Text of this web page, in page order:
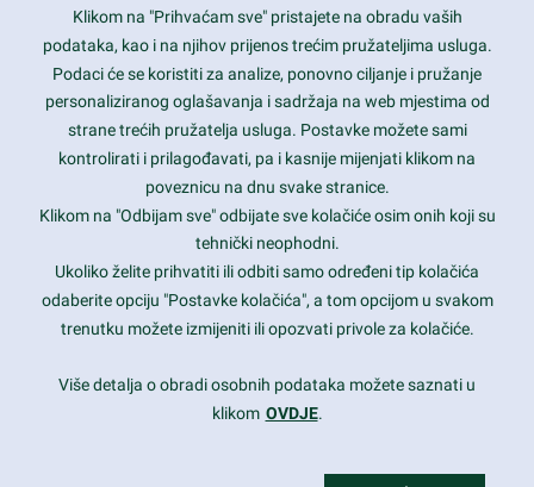
Contact Info
1600 Amphitheatre Parkway, Mountain View, CA 94043
prothemes.net@gmail.com
Daily: 9:00 am - 6:00 pm
Sunday: Closed
Copyright 2017FRESHFACE© All Rights Reserved
Klikom na "Prihvaćam sve" pristajete na obradu vaših
podataka, kao i na njihov prijenos trećim pružateljima usluga.
Podaci će se koristiti za analize, ponovno ciljanje i pružanje
personaliziranog oglašavanja i sadržaja na web mjestima od
strane trećih pružatelja usluga. Postavke možete sami
kontrolirati i prilagođavati, pa i kasnije mijenjati klikom na
poveznicu na dnu svake stranice.
Klikom na "Odbijam sve" odbijate sve kolačiće osim onih koji su
tehnički neophodni.
Ukoliko želite prihvatiti ili odbiti samo određeni tip kolačića
odaberite opciju "Postavke kolačića", a tom opcijom u svakom
trenutku možete izmijeniti ili opozvati privole za kolačiće.
Više detalja o obradi osobnih podataka možete saznati u
klikom OVDJE.